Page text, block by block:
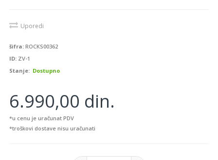
Uporedi
šifra: ROCKS00362
ID: ZV-1
Stanje: Dostupno
6.990,00 din.
*u cenu je uračunat PDV
*troškovi dostave nisu uračunati